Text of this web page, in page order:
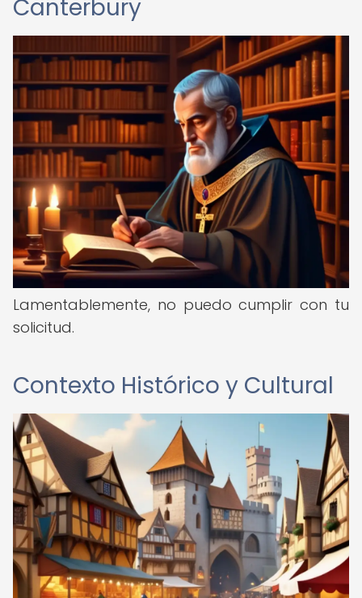
Canterbury
Lamentablemente, no puedo cumplir con tu
solicitud.
Contexto Histórico y Cultural